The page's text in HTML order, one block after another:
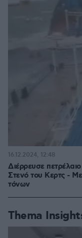
Διέρρευσε
Στενό του Κερτς -
τόνων
16.12.2024, 12:48
Thema